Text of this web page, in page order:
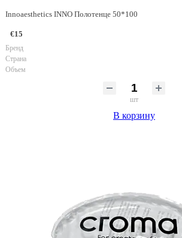
Innoaesthetics INNO Полотенце 50*100
€15
Бренд
Страна
Объем
шт
В корзину